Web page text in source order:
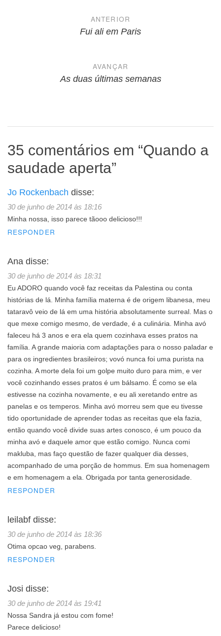
NavegaçãoANTERIOR
Fui ali em Paris
AVANÇAR
As duas últimas semanas
35 comentários em “Quando a
saudade aperta”
Jo Rockenbach disse:
30 de junho de 2014 às 18:16
Minha nossa, isso parece tãooo delicioso!!!
RESPONDER
Ana disse:
30 de junho de 2014 às 18:31
Eu ADORO quando você faz receitas da Palestina ou conta
histórias de lá. Minha família materna é de origem libanesa, meu
tataravô veio de lá em uma história absolutamente surreal. Mas o
que mexe comigo mesmo, de verdade, é a culinária. Minha avó
faleceu há 3 anos e era ela quem cozinhava esses pratos na
família. A grande maioria com adaptações para o nosso paladar e
para os ingredientes brasileiros; vovó nunca foi uma purista na
cozinha. A morte dela foi um golpe muito duro para mim, e ver
você cozinhando esses pratos é um bálsamo. É como se ela
estivesse na cozinha novamente, e eu ali xeretando entre as
panelas e os temperos. Minha avó morreu sem que eu tivesse
tido oportunidade de aprender todas as receitas que ela fazia,
então quando você divide suas artes conosco, é um pouco da
minha avó e daquele amor que estão comigo. Nunca comi
makluba, mas faço questão de fazer qualquer dia desses,
acompanhado de uma porção de hommus. Em sua homenagem
e em homenagem a ela. Obrigada por tanta generosidade.
RESPONDER
leilabf disse:
30 de junho de 2014 às 18:36
Otima opcao veg, parabens.
RESPONDER
Josi disse:
30 de junho de 2014 às 19:41
Nossa Sandra já estou com fome!
Parece delicioso!